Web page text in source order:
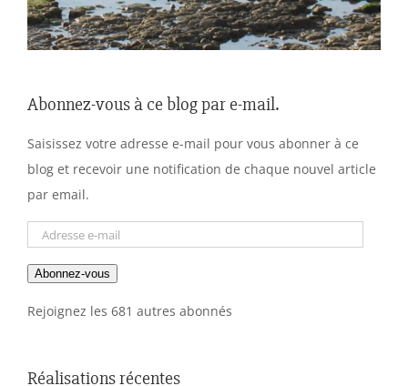
Abonnez-vous à ce blog par e-mail.
Saisissez votre adresse e-mail pour vous abonner à ce
blog et recevoir une notification de chaque nouvel article
par email.
Adresse
mail
Abonnez-vous
Rejoignez les 681 autres abonnés
Réalisations récentes